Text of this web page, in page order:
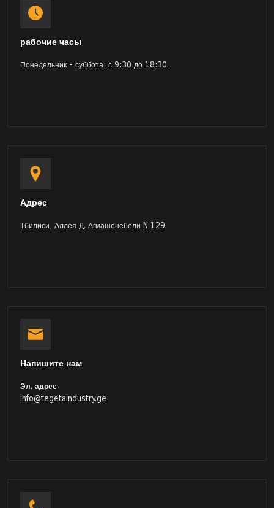
рабочие часы
Понедельник - суббота: с 9:30 до 18:30.
Адрес
Тбилиси, Аллея Д. Агмашенебели N 129
Напишите нам
Эл. адрес
info@tegetaindustry.ge